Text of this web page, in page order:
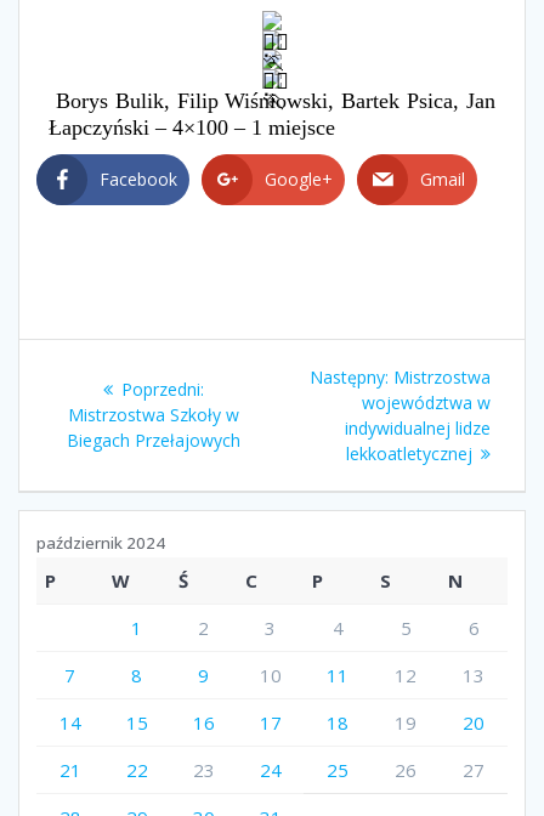
Borys Bulik, Filip Wiśniowski, Bartek Psica, Jan
Łapczyński – 4×100 – 1 miejsce
Facebook Google+ Gmail
Poprzedni:
Mistrzostwa Szkoły w
Biegach Przełajowych
Następny: Mistrzostwa
województwa w
indywidualnej lidze
lekkoatletycznej
październik 2024
P W Ś C P S
N
1
2 3 4 5
6
7
8 9 10 11 12
13
14
15 16 17 18 19
20
21
22 23 24 25 26
27